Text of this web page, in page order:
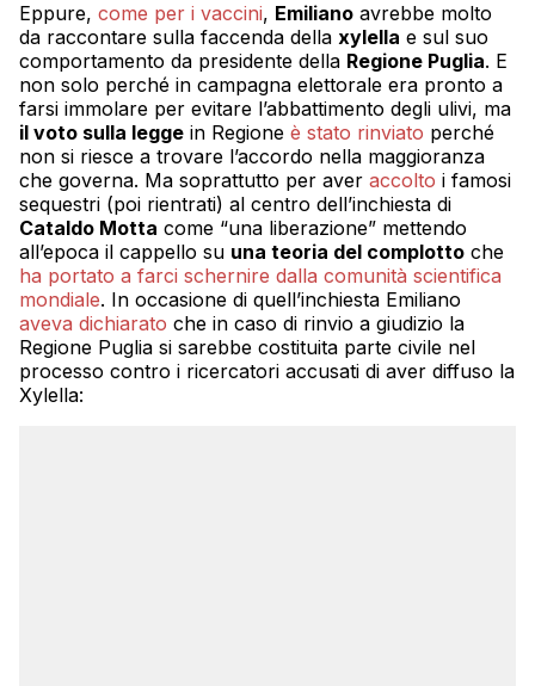
Eppure, come per i vaccini, Emiliano avrebbe molto
da raccontare sulla faccenda della xylella e sul suo
comportamento da presidente della Regione Puglia. E
non solo perché in campagna elettorale era pronto a
farsi immolare per evitare l’abbattimento degli ulivi, ma
il voto sulla legge in Regione è stato rinviato perché
non si riesce a trovare l’accordo nella maggioranza
che governa. Ma soprattutto per aver accolto i famosi
sequestri (poi rientrati) al centro dell’inchiesta di
Cataldo Motta come “una liberazione” mettendo
all’epoca il cappello su una teoria del complotto che
ha portato a farci schernire dalla comunità scientifica
mondiale. In occasione di quell’inchiesta Emiliano
aveva dichiarato che in caso di rinvio a giudizio la
Regione Puglia si sarebbe costituita parte civile nel
processo contro i ricercatori accusati di aver diffuso la
Xylella: